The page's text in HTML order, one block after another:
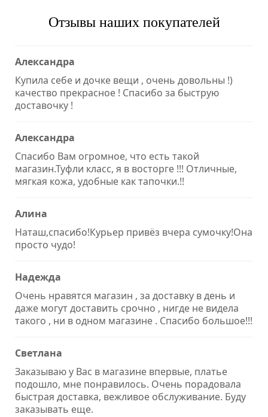
Отзывы наших покупателей
Александра
Купила себе и дочке вещи , очень довольны !)
качество прекрасное ! Спасибо за быструю
доставочку !
Александра
Спасибо Вам огромное, что есть такой
магазин.Туфли класс, я в восторге !!! Отличные,
мягкая кожа, удобные как тапочки.!!
Алина
Наташ,спасибо!Курьер привёз вчера сумочку!Она
просто чудо!
Надежда
Очень нравятся магазин , за доставку в день и
даже могут доставить срочно , нигде не видела
такого , ни в одном магазине . Спасибо большое!!!
Светлана
Заказываю у Вас в магазине впервые, платье
подошло, мне понравилось. Очень порадовала
быстрая доставка, вежливое обслуживание. Буду
заказывать еще.